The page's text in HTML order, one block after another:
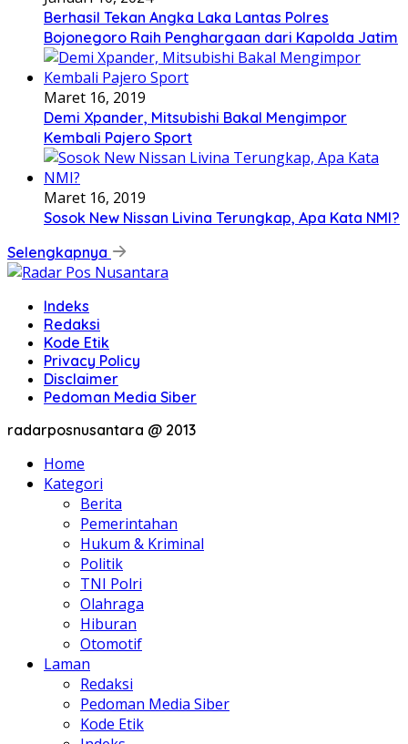
Berhasil Tekan Angka Laka Lantas Polres
Bojonegoro Raih Penghargaan dari Kapolda Jatim
Maret 16, 2019
Demi Xpander, Mitsubishi Bakal Mengimpor
Kembali Pajero Sport
Maret 16, 2019
Sosok New Nissan Livina Terungkap, Apa Kata NMI?
Selengkapnya
Indeks
Redaksi
Kode Etik
Privacy Policy
Disclaimer
Pedoman Media Siber
radarposnusantara @ 2013
Home
Kategori
Berita
Pemerintahan
Hukum & Kriminal
Politik
TNI Polri
Olahraga
Hiburan
Otomotif
Laman
Redaksi
Pedoman Media Siber
Kode Etik